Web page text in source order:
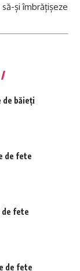
și îmbrățișeze
de băieți
de fete
de fete
de fete